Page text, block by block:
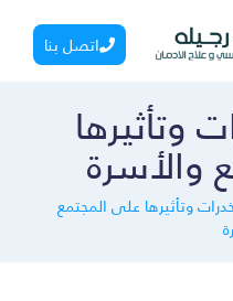
اتصل بنا
وتأثيرها
وتأثيرها على المجتمع